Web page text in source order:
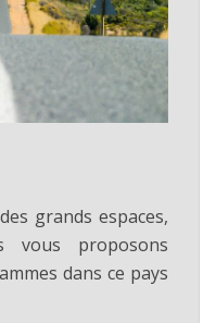
grands espaces,
vous proposons
dans ce pays